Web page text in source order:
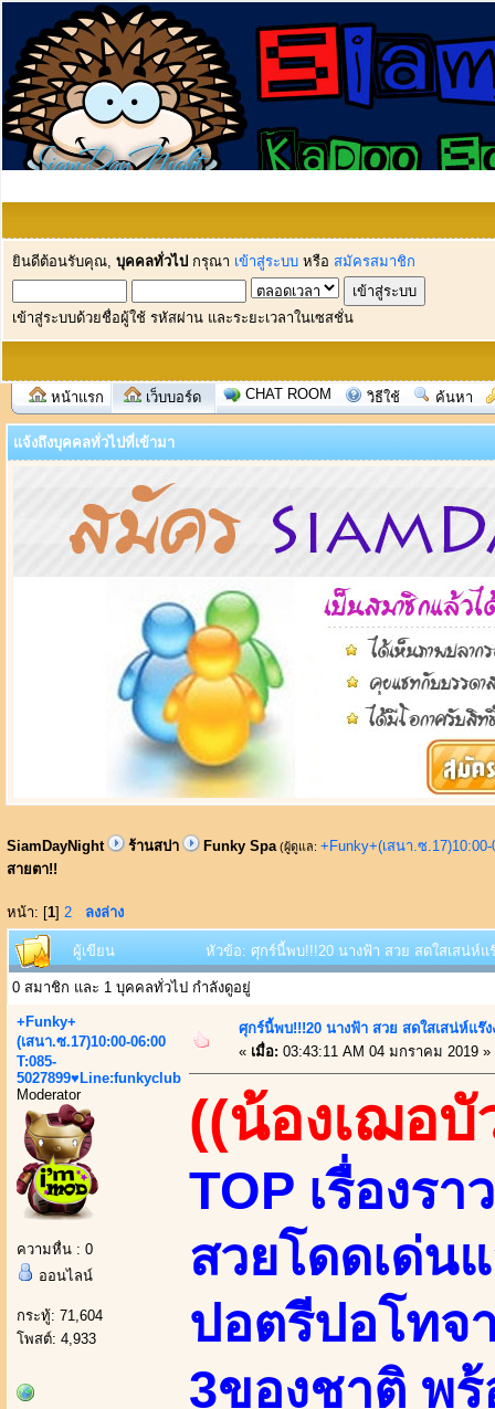
ยินดีต้อนรับคุณ, บุคคลทั่วไป กรุณา เข้าสู่ระบบ หรือ สมัครสมาชิก
เข้าสู่ระบบด้วยชื่อผู้ใช้ รหัสผ่าน และระยะเวลาในเซสชั่น
หน้าแรก เว็บบอร์ด CHAT ROOM วิธีใช้ ค้นหา
แจ้งถึงบุคคลทั่วไปที่เข้ามา
SiamDayNight ร้านสปา Funky Spa (ผู้ดูแล: +Funky+(เสนา.ซ
สายตา!!
หน้า: [1] 2 ลงล่าง
ผู้เขียน หัวข้อ: ศุกร์นี้พบ!!!20 นางฟ้า สวย สดใสเสน่ห์แ
0 สมาชิก และ 1 บุคคลทั่วไป กำลังดูอยู่
+Funky+
(เสนา.ซ.17)10:00-06:00
T:085-
5027899♥Line:funkyclub
Moderator
ความหื่น : 0
ออนไลน์
กระทู้: 71,604
โพสต์: 4,933
ศุกร์นี้พบ!!!20 นางฟ้า สวย สดใสเสน่ห์แร๊
« เมื่อ: 03:43:11 AM 04 มกราคม 2019 »
((น้องเฌอบั
TOP เรื่องร
สวยโดดเด่น
ปอตรีปอโทจ
3ของชาติ พ